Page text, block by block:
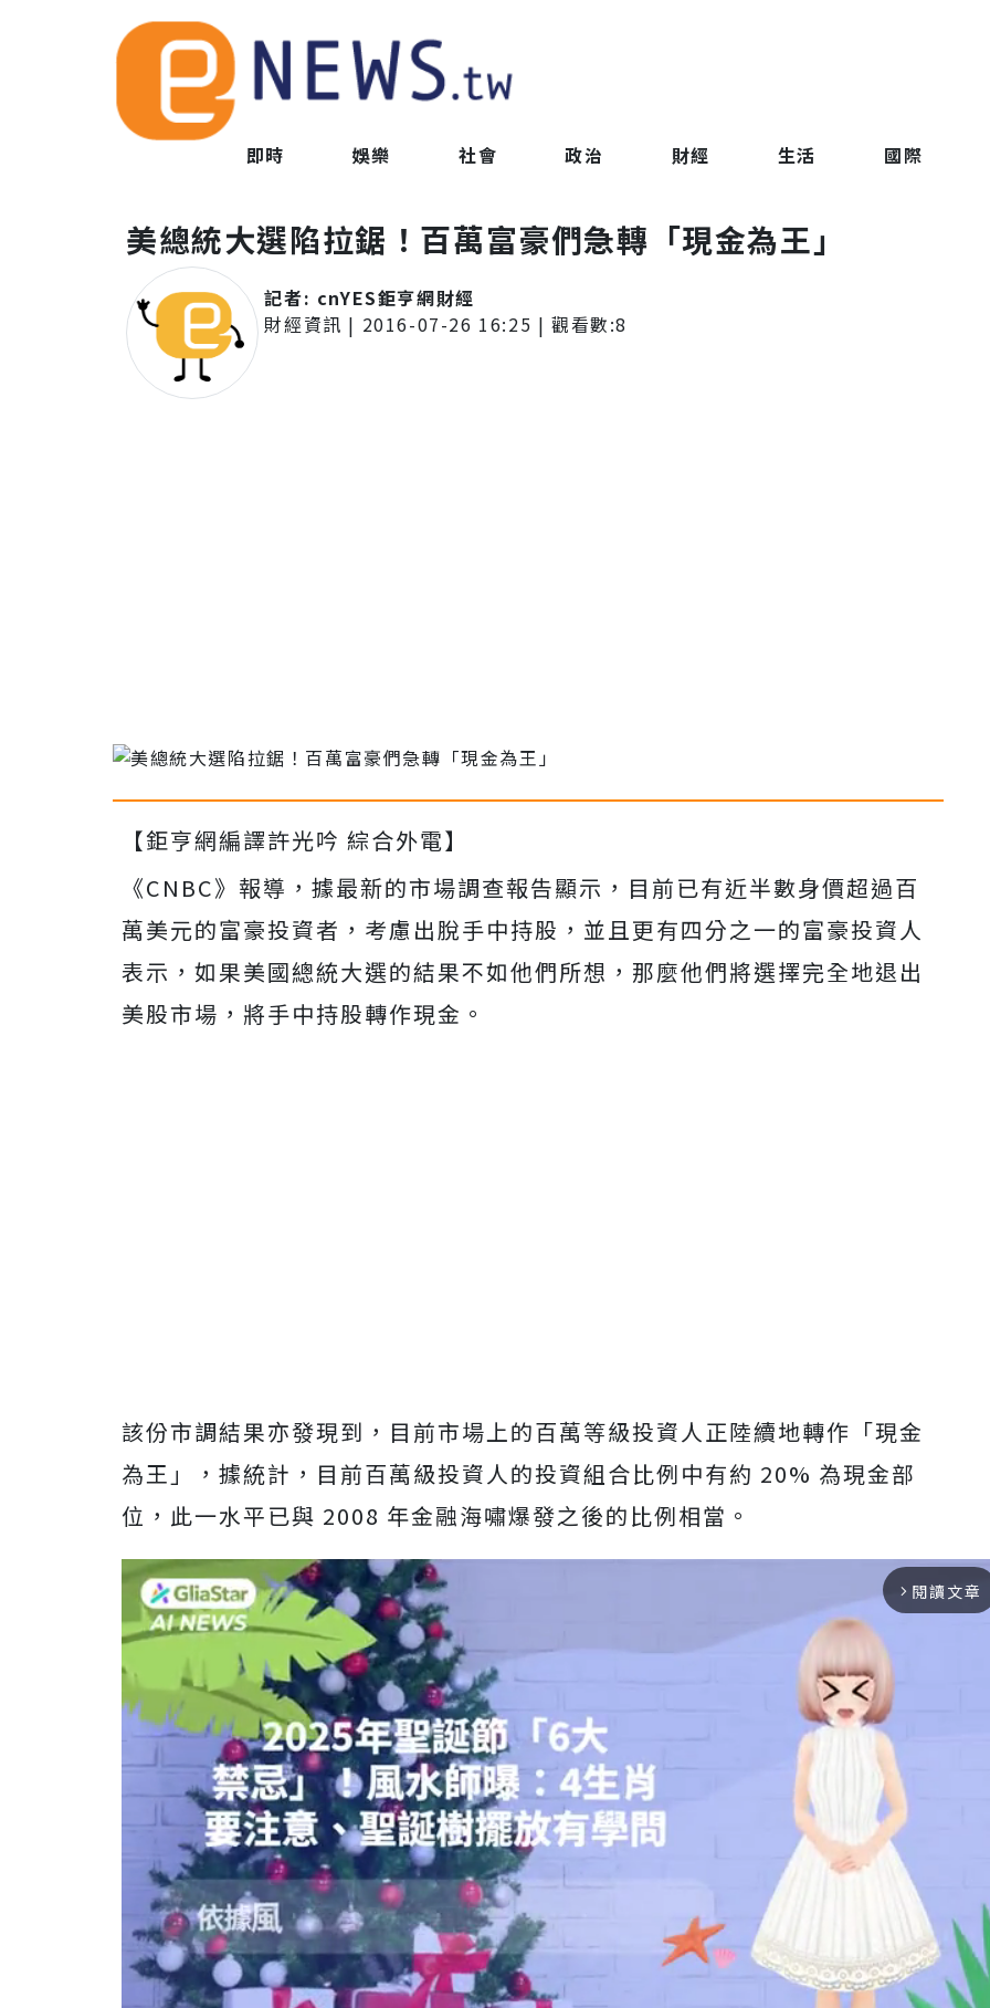
即時 娛樂 社會 政治 財經 生活 國際
美總統大選陷拉鋸！百萬富豪們急轉「現金為王」
記者: cnYES鉅亨網財經
財經資訊 | 2016-07-26 16:25 | 觀看數:8
【鉅亨網編譯許光吟 綜合外電】
《CNBC》報導，據最新的市場調查報告顯示，目前已有近半數身價超過百
萬美元的富豪投資者，考慮出脫手中持股，並且更有四分之一的富豪投資人
表示，如果美國總統大選的結果不如他們所想，那麼他們將選擇完全地退出
美股市場，將手中持股轉作現金。
該份市調結果亦發現到，目前市場上的百萬等級投資人正陸續地轉作「現金
為王」，據統計，目前百萬級投資人的投資組合比例中有約 20% 為現金部
位，此一水平已與 2008 年金融海嘯爆發之後的比例相當。
arrow_forward_ios 閱讀文章